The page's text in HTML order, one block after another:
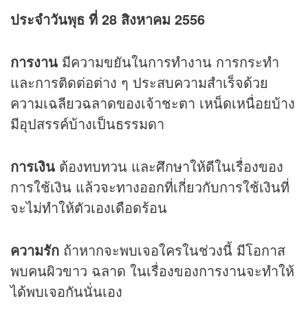
ประจำวันพุธ ที่ 28 สิงหาคม 2556
การงาน มีความขยันในการทำงาน การกระทำ
และการติดต่อต่าง ๆ ประสบความสำเร็จด้วย
ความเฉลียวฉลาดของเจ้าชะตา เหน็ดเหนื่อยบ้าง
มีอุปสรรค์บ้างเป็นธรรมดา
การเงิน ต้องทบทวน และศึกษาให้ดีในเรื่องของ
การใช้เงิน แล้วจะทางออกที่เกี่ยวกับการใช้เงินที่
จะไม่ทำให้ตัวเองเดือดร้อน
ความรัก ถ้าหากจะพบเจอใครในช่วงนี้ มีโอกาส
พบคนผิวขาว ฉลาด ในเรื่องของการงานจะทำให้
ได้พบเจอกันนั่นเอง